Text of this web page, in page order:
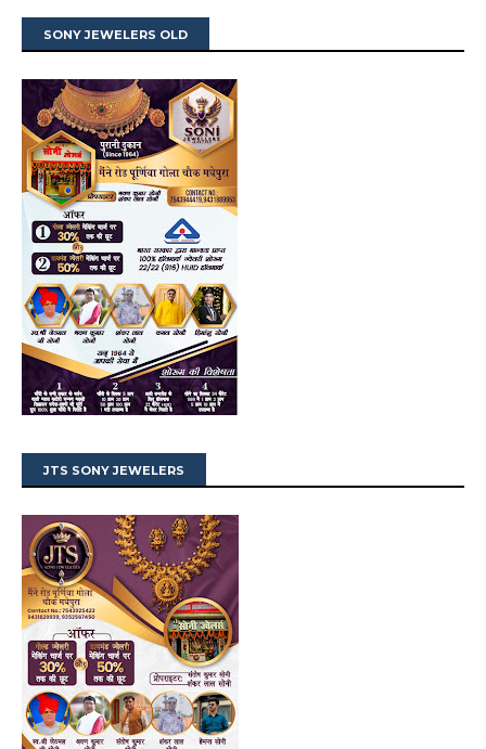
SONY JEWELERS OLD
JTS SONY JEWELERS